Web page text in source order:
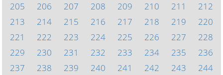
205
206 207 208 209 210 211
212
213
214 215 216 217 218 219
220
221
222 223 224 225 226 227
228
229
230 231 232 233 234 235
236
237
238 239 240 241 242 243
244